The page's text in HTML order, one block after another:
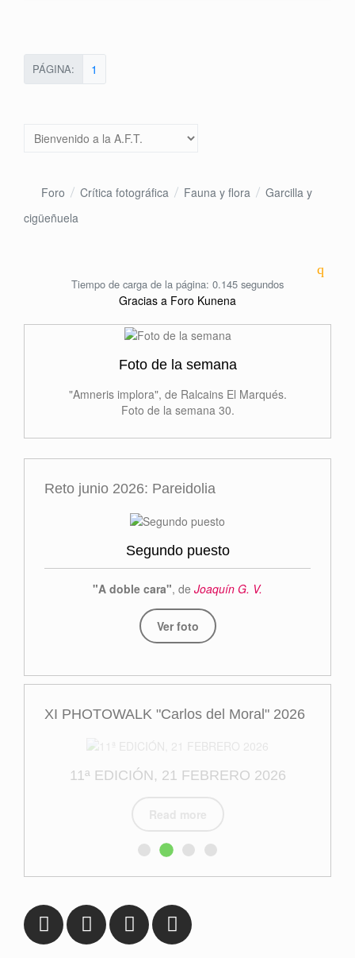
PÁGINA: 1
Foro Crítica fotográfica Fauna y flora
Garcilla y
cigüeñuela
Tiempo de carga de la página: 0.145 segundos
Gracias a Foro Kunena
Foto de la semana
"Amneris implora", de Ralcains El Marqués.
Foto de la semana 30.
Reto junio 2026: Pareidolia
Segundo puesto
"A doble cara", de Joaquín G. V.
Ver foto
XI PHOTOWALK "Carlos del Moral" 2026